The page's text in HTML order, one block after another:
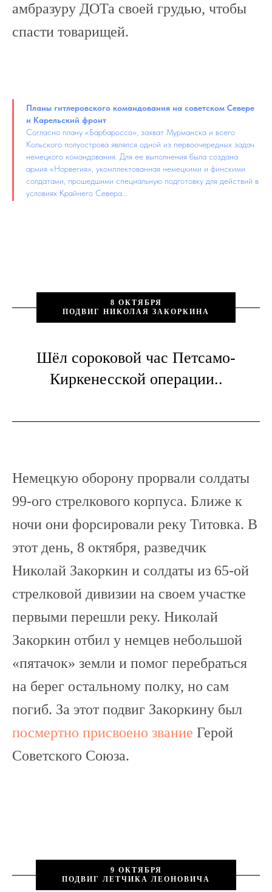
амбразуру ДОТа своей грудью, чтобы
спасти товарищей.
Планы гитлеровского командования на советском Севере
и Карельский фронт
Согласно плану «Барбаросса», захват Мурманска и всего
Кольского полуострова являлся одной из первоочередных задач
немецкого командования. Для ее выполнения была создана
армия «Норвегия», укомплектованная немецкими и финскими
солдатами, прошедшими специальную подготовку для действий в
условиях Крайнего Севера...
8 ОКТЯБРЯ
ПОДВИГ НИКОЛАЯ ЗАКОРКИНА
Шёл сороковой час Петсамо-
Киркенесской операции..
Немецкую оборону прорвали солдаты
99-ого стрелкового корпуса. Ближе к
ночи они форсировали реку Титовка. В
этот день, 8 октября, разведчик
Николай Закоркин и солдаты из 65-ой
стрелковой дивизии на своем участке
первыми перешли реку. Николай
Закоркин отбил у немцев небольшой
«пятачок» земли и помог перебраться
на берег остальному полку, но сам
погиб. За этот подвиг Закоркину был
посмертно присвоено звание Герой
Советского Союза.
9 ОКТЯБРЯ
ПОДВИГ ЛЕТЧИКА ЛЕОНОВИЧА